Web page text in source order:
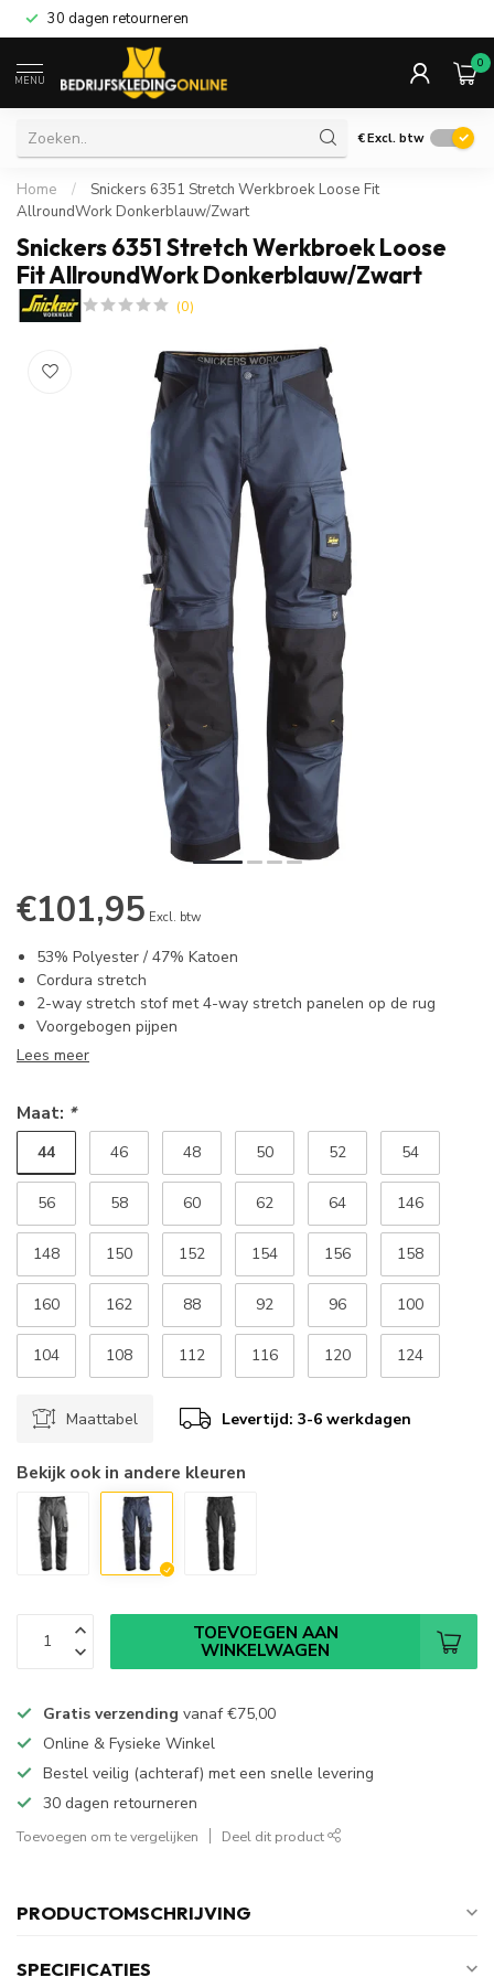
30 dagen retourneren
MENU
0
€Excl. btw
Home /
Snickers 6351 Stretch Werkbroek Loose Fit
AllroundWork Donkerblauw/Zwart
Snickers 6351 Stretch Werkbroek Loose
Fit AllroundWork Donkerblauw/Zwart
(0)
€101,95 Excl. btw
53% Polyester / 47% Katoen
Cordura stretch
2-way stretch stof met 4-way stretch panelen op de rug
Voorgebogen pijpen
Lees meer
Maat: *
44 46 48 50 52 54
56 58 60 62 64 146
148 150 152 154 156 158
160 162 88 92 96 100
104 108 112 116 120 124
Maattabel Levertijd: 3-6 werkdagen
Bekijk ook in andere kleuren
TOEVOEGEN AAN
WINKELWAGEN
Gratis verzending vanaf€75,00
Online & Fysieke Winkel
Bestel veilig (achteraf) met een snelle levering
30 dagen retourneren
Toevoegen om te vergelijken Deel dit product
PRODUCTOMSCHRIJVING
SPECIFICATIES